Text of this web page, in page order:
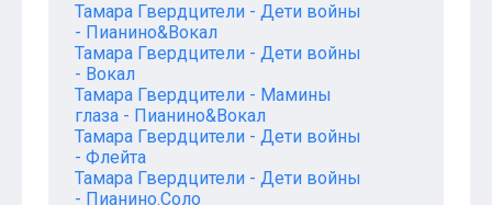
Тамара Гвердцители - Дети войны
- Пианино&Вокал
Тамара Гвердцители - Дети войны
- Вокал
Тамара Гвердцители - Мамины
глаза - Пианино&Вокал
Тамара Гвердцители - Дети войны
- Флейта
Тамара Гвердцители - Дети войны
- Пианино.Соло